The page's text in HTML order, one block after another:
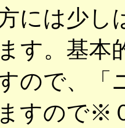
には少し
す。基本
ので、「
すので※